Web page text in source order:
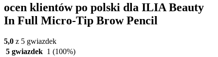
ocen klientów po polski dla ILIA Beauty
In Full Micro-Tip Brow Pencil
5,0 z 5 gwiazdek
5 gwiazdek 1 (100%)